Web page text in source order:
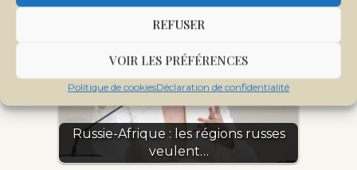
REFUSER
VOIR LES PRÉFÉRENCES
Politique de cookiesDéclaration de confidentialité
Russie-Afrique : les régions russes
veulent…